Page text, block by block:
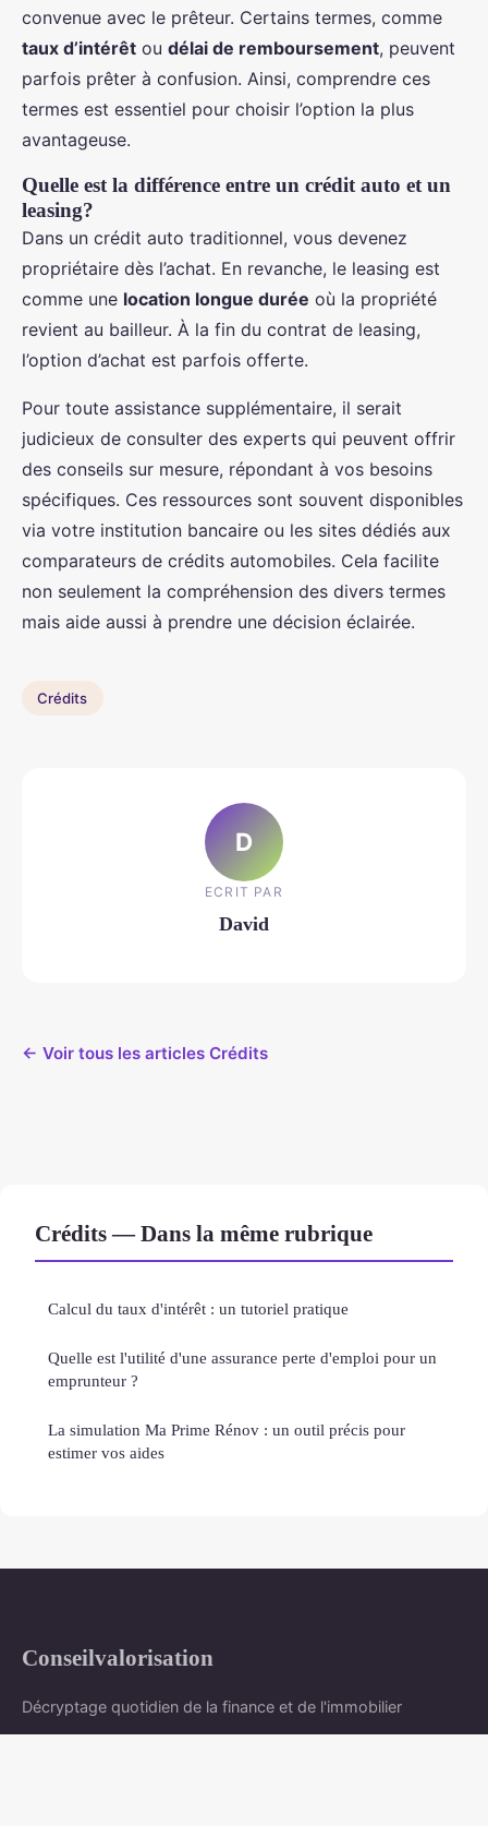
convenue avec le prêteur. Certains termes, comme
taux d’intérêt ou délai de remboursement, peuvent
parfois prêter à confusion. Ainsi, comprendre ces
termes est essentiel pour choisir l’option la plus
avantageuse.
Quelle est la différence entre un crédit auto et un
leasing?
Dans un crédit auto traditionnel, vous devenez
propriétaire dès l’achat. En revanche, le leasing est
comme une location longue durée où la propriété
revient au bailleur. À la fin du contrat de leasing,
l’option d’achat est parfois offerte.
Pour toute assistance supplémentaire, il serait
judicieux de consulter des experts qui peuvent offrir
des conseils sur mesure, répondant à vos besoins
spécifiques. Ces ressources sont souvent disponibles
via votre institution bancaire ou les sites dédiés aux
comparateurs de crédits automobiles. Cela facilite
non seulement la compréhension des divers termes
mais aide aussi à prendre une décision éclairée.
Crédits
D
ECRIT PAR
David
← Voir tous les articles Crédits
Crédits — Dans la même rubrique
Calcul du taux d'intérêt : un tutoriel pratique
Quelle est l'utilité d'une assurance perte d'emploi pour un
emprunteur ?
La simulation Ma Prime Rénov : un outil précis pour
estimer vos aides
Conseilvalorisation
Décryptage quotidien de la finance et de l'immobilier